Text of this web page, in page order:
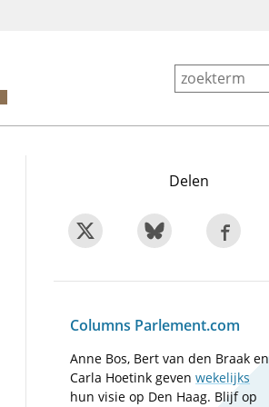
Delen
Columns Parlement.com
Anne Bos, Bert van den Braak en
Carla Hoetink gevenwekelijks
hun visie op Den Haag. Blijf op